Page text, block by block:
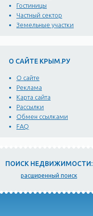
Гостиницы
Частный сектор
Земельные участки
О САЙТЕ КРЫМ.РУ
О сайте
Реклама
Карта сайта
Рассылки
Обмен ссылками
FAQ
ПОИСК НЕДВИЖИМОСТИ:
расширенный поиск